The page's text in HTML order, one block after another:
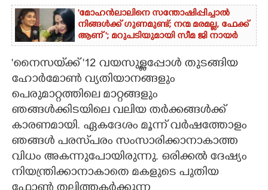
'മോഹൻലാലിനെ സന്തോഷിപ്പിച്ചാൽ
നിങ്ങൾക്ക് ഗുണമുണ്ട്; നന്മ മരമല്ല, ഫേക്ക്
ആണ് '; മറുപടിയുമായി സീമ ജി നായർ
'നൈസയ്‌ക്ക് '12 വയസുള്ളപ്പോൾ തുടങ്ങിയ
ഹോർമോൺ വ്യതിയാനങ്ങളും
പെരുമാറ്റത്തിലെ മാറ്റങ്ങളും
ഞങ്ങൾക്കിടയിലെ വലിയ തർക്കങ്ങൾക്ക്
കാരണമായി. ഏകദേശം മൂന്ന് വർഷത്തോളം
ഞങ്ങൾ പരസ്‌പരം സംസാരിക്കാനാകാത്ത
വിധം അകന്നുപോയിരുന്നു. ഒരിക്കൽ ദേഷ്യം
നിയന്ത്രിക്കാനാകാതെ മകളുടെ പുതിയ